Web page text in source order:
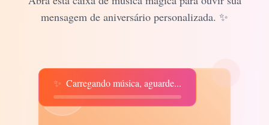
mensagem de aniversário personalizada. ✨
♫
✨ Carregando música, aguarde...